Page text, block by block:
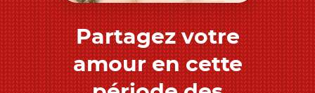
Découvrez-en plus
Partagez votre
amour en cette